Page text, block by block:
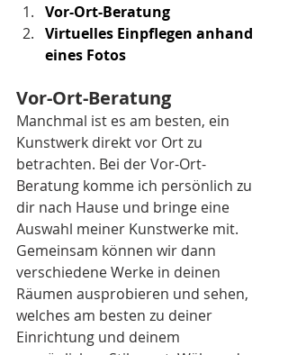
Vor-Ort-Beratung
Virtuelles Einpflegen anhand
eines Fotos
Vor-Ort-Beratung
Manchmal ist es am besten, ein
Kunstwerk direkt vor Ort zu
betrachten. Bei der Vor-Ort-
Beratung komme ich persönlich zu
dir nach Hause und bringe eine
Auswahl meiner Kunstwerke mit.
Gemeinsam können wir dann
verschiedene Werke in deinen
Räumen ausprobieren und sehen,
welches am besten zu deiner
Einrichtung und deinem